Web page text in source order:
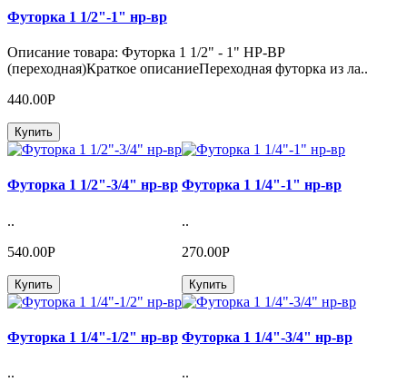
Футорка 1 1/2"-1" нр-вр
Описание товара: Футорка 1 1/2" - 1" НР-ВР
(переходная)Краткое описаниеПереходная футорка из ла..
440.00Р
Купить
Футорка 1 1/2"-3/4" нр-вр
..
540.00Р
Купить
Футорка 1 1/4"-1" нр-вр
..
270.00Р
Купить
Футорка 1 1/4"-1/2" нр-вр
..
Футорка 1 1/4"-3/4" нр-вр
..